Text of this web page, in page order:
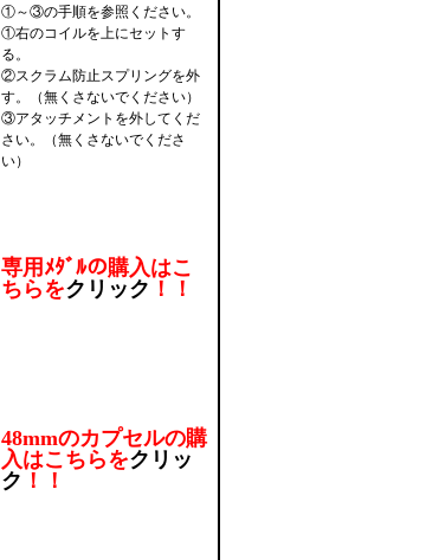
①～③の手順を参照ください。
①右のコイルを上にセットす
る。
②スクラム防止スプリングを外
す。（無くさないでください）
③アタッチメントを外してくだ
さい。（無くさないでくださ
い）
専用ﾒﾀﾞﾙの購入はこ
ちらをクリック ！！
48mmのカプセルの購
入はこちらをクリッ
ク ！！